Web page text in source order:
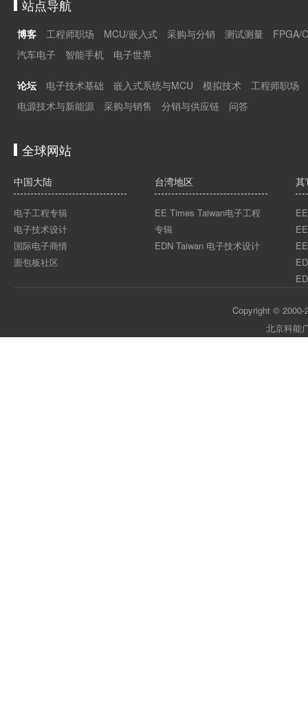
站点导航
博客 工程师职场 MCU/嵌入式 采购与分销 测试测量
FPGA/
汽车电子
智能手机 电子世界
论坛 电子技术基础 嵌入式系统与MCU 模拟技术
工程师职场
电源技术与新能源
采购与销售 分销与供应链 问答
全球网站
中国大陆
电子工程专辑
电子技术设计
国际电子商情
面包板社区
台湾地区
EE Times Taiwan电子工程
专辑
EDN Taiwan 电子技术设计
其
Copyright © 2000-
北京科能